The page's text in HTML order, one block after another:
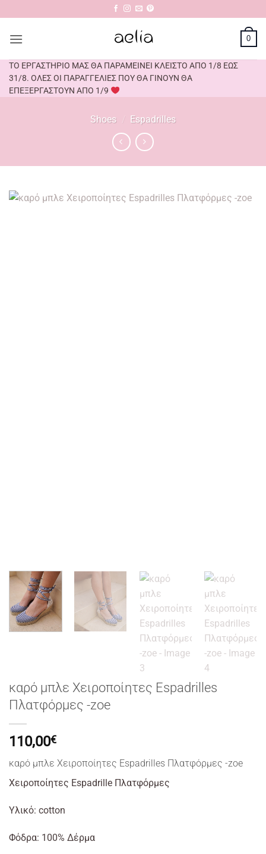
στο
περιεχόμενο
0
ΤΟ ΕΡΓΑΣΤΗΡΙΟ ΜΑΣ ΘΑ ΠΑΡΑΜΕΙΝΕΙ ΚΛΕΙΣΤΟ ΑΠΟ 1/8 ΕΩΣ
31/8. ΟΛΕΣ ΟΙ ΠΑΡΑΓΓΕΛΙΕΣ ΠΟΥ ΘΑ ΓΙΝΟΥΝ ΘΑ
ΕΠΕΞΕΡΓΑΣΤΟΥΝ ΑΠΟ 1/9
Shoes Espadrilles
καρό μπλε Χειροποίητες Espadrilles
Πλατφόρμες -zoe
110,00€
καρό μπλε Χειροποίητες Espadrilles Πλατφόρμες -zoe
Χειροποίητες Espadrille Πλατφόρμες
Υλικό: cotton
Φόδρα: 100% Δέρμα